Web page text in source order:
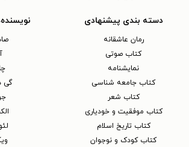
دسته بندی پیشنهادی
رمان عاشقانه
کتاب‌ صوتی
نمایشنامه
کتاب جامعه شناسی
کتاب شعر
کتاب موفقیت و خودیاری
کتاب تاریخ اسلام
کتاب کودک و نوجوان
گی